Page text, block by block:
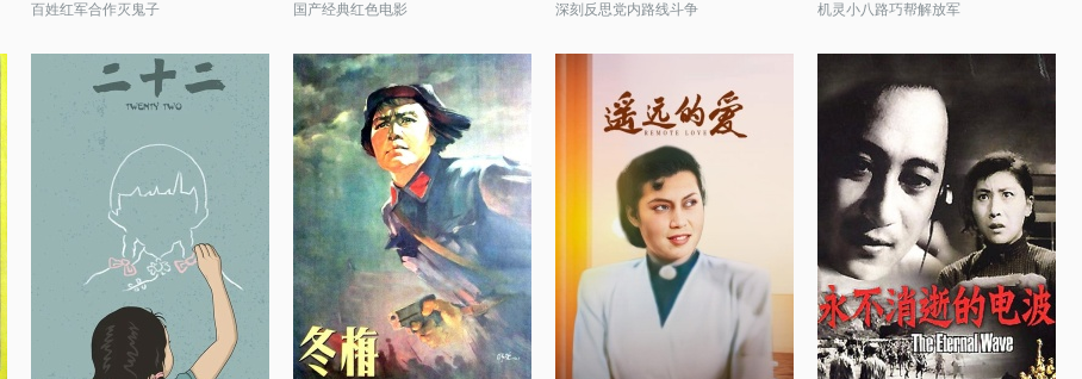
百姓红军合作灭鬼子 国产经典红色电影 深刻反思党内路线斗争 机灵小八路巧帮解放军